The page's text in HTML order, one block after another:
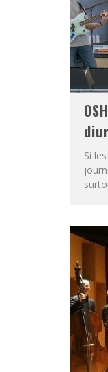
Si